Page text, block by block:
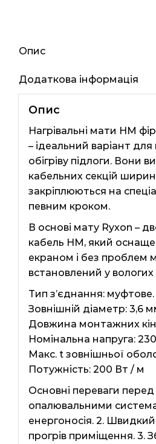
Опис
Додаткова інформація
Опис
Нагрівальні мати HM
– ідеальний варіант
обігріву підлоги. Вони
кабельних секцій
закріплюються на
певним кроком.
В основі мату Ryxon –
кабель HM, який
екраном і без проблем
встановлений у
Тип з’єднання: муфтове.
Зовнішній діаметр: 3,6
Довжина монтажних
Номінальна напруга:
Макс. t зовнішньої
Потужність: 200 Вт / м
Основні переваги
опалювальними
енергоносія. 2. Швидкий
прогрів приміщення. 3.